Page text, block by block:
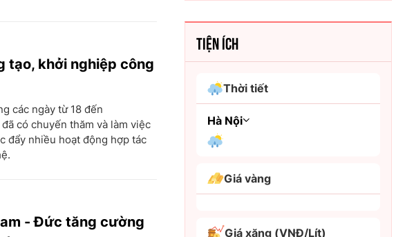
tạo, khởi nghiệp công
các ngày từ 18 đến
có chuyến thăm và làm việc
đẩy nhiều hoạt động hợp tác
- Đức tăng cường
TIỆN ÍCH
Thời tiết
Hà Nội
Bình Dương
Giá vàng
Giá xăng (VNĐ/Lít)